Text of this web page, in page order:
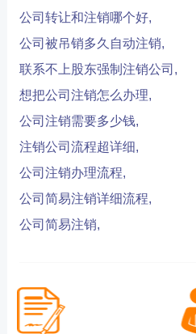
公司转让和注销哪个好,
公司被吊销多久自动注销,
联系不上股东强制注销公司,
想把公司注销怎么办理,
公司注销需要多少钱,
注销公司流程超详细,
公司注销办理流程,
公司简易注销详细流程,
公司简易注销,